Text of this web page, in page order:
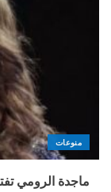
منوعات
ماجدة الرومي